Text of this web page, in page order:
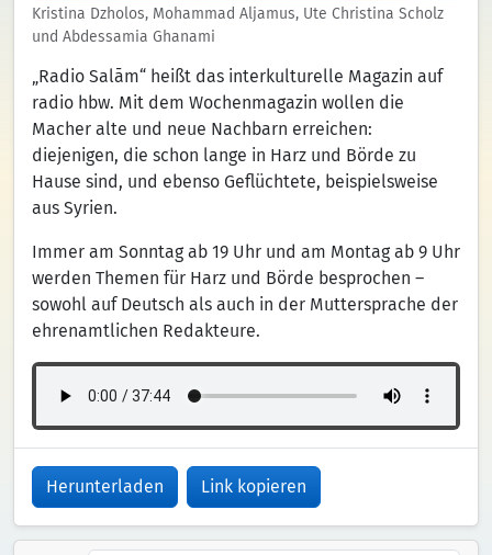
Kristina Dzholos, Mohammad Aljamus, Ute Christina Scholz
und Abdessamia Ghanami
„Radio Salām“ heißt das interkulturelle Magazin auf
radio hbw. Mit dem Wochenmagazin wollen die
Macher alte und neue Nachbarn erreichen:
diejenigen, die schon lange in Harz und Börde zu
Hause sind, und ebenso Geflüchtete, beispielsweise
aus Syrien.
Immer am Sonntag ab 19 Uhr und am Montag ab 9 Uhr
werden Themen für Harz und Börde besprochen –
sowohl auf Deutsch als auch in der Muttersprache der
ehrenamtlichen Redakteure.
Herunterladen Link kopieren